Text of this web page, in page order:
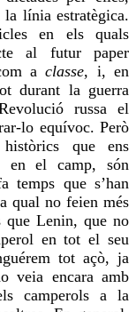
línia estratègica.
en els quals
al futur paper
aclasse, i, en
durant la guerra
russa el
lo equívoc. Però
que ens
en el camp, són
temps que s’han
qual no feien més
que Lenin, que no
en tot el seu
tot açò, ja
veia encara amb
camperols a la